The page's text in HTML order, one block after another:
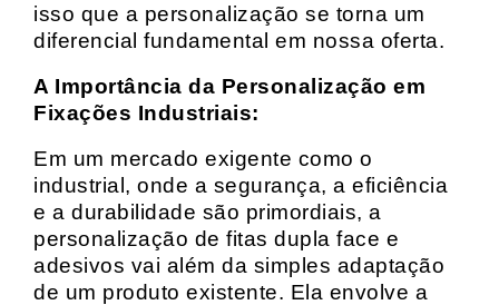
isso que a personalização se torna um
diferencial fundamental em nossa oferta.
A Importância da Personalização em
Fixações Industriais:
Em um mercado exigente como o
industrial, onde a segurança, a eficiência
e a durabilidade são primordiais, a
personalização de fitas dupla face e
adesivos vai além da simples adaptação
de um produto existente. Ela envolve a